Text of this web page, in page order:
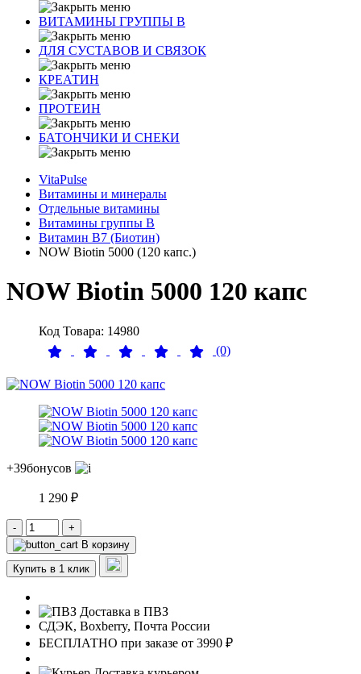
ВИТАМИНЫ ГРУППЫ В
ДЛЯ СУСТАВОВ И СВЯЗОК
КРЕАТИН
ПРОТЕИН
БАТОНЧИКИ И СНЕКИ
VitaPulse
Витамины и минералы
Отдельные витамины
Витамины группы B
Витамин B7 (Биотин)
NOW Biotin 5000 (120 капс.)
NOW Biotin 5000 120 капс
Код Товара: 14980
(0)
+39бонусов
1 290 ₽
-
+
В корзину
Купить в 1 клик
Доставка в ПВЗ
СДЭК, Boxberry, Почта России
БЕСПЛАТНО при заказе от 3990 ₽